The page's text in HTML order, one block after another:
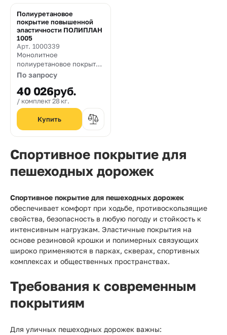
Полиуретановое
покрытие повышенной
эластичности ПОЛИПЛАН
1005
Арт. 1000339
Монолитное
полиуретановое покрытие
пола повышенной
По запросу
40 026руб.
комплект 28 кг.
Спортивное покрытие для
пешеходных дорожек
Спортивное покрытие для пешеходных дорожек
обеспечивает комфорт при ходьбе, противоскользящие
свойства, безопасность в любую погоду и стойкость к
интенсивным нагрузкам. Эластичные покрытия на
основе резиновой крошки и полимерных связующих
широко применяются в парках, скверах, спортивных
комплексах и общественных пространствах.
Требования к современным
покрытиям
Для уличных пешеходных дорожек важны: